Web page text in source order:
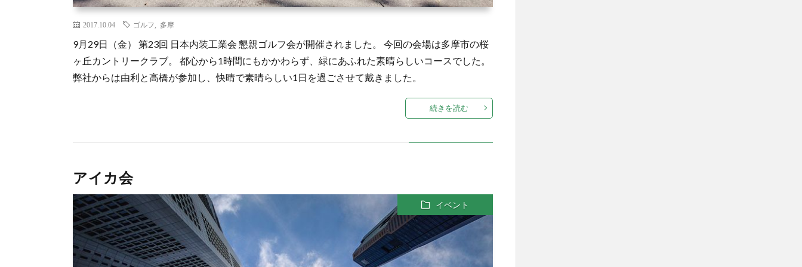
2017.10.04 ゴルフ 多摩
9月29日（金） 第23回 日本内装工業会 懇親ゴルフ会が開催されました。 今回の会場は多摩市の桜
ヶ丘カントリークラブ。 都心から1時間にもかかわらず、緑にあふれた素晴らしいコースでした。
弊社からは由利と高橋が参加し、快晴で素晴らしい1日を過ごさせて戴きました。
続きを読む
アイカ会
イベント